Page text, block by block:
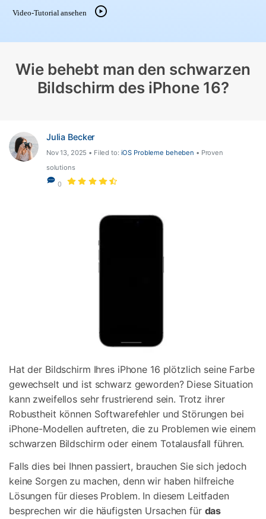
Suchen
Video-Tutorial ansehen
Wie behebt man den schwarzen
Bildschirm des iPhone 16?
Julia Becker
Nov 13, 2025 • Filed to: iOS Probleme beheben • Proven
solutions
0
Hat der Bildschirm Ihres iPhone 16 plötzlich seine Farbe
gewechselt und ist schwarz geworden? Diese Situation
kann zweifellos sehr frustrierend sein. Trotz ihrer
Robustheit können Softwarefehler und Störungen bei
iPhone-Modellen auftreten, die zu Problemen wie einem
schwarzen Bildschirm oder einem Totalausfall führen.
Falls dies bei Ihnen passiert, brauchen Sie sich jedoch
keine Sorgen zu machen, denn wir haben hilfreiche
Lösungen für dieses Problem. In diesem Leitfaden
besprechen wir die häufigsten Ursachen für das